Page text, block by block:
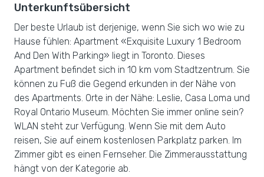
Unterkunftsübersicht
Der beste Urlaub ist derjenige, wenn Sie sich wo wie zu
Hause fühlen: Apartment «Exquisite Luxury 1 Bedroom
And Den With Parking» liegt in Toronto. Dieses
Apartment befindet sich in 10 km vom Stadtzentrum. Sie
können zu Fuß die Gegend erkunden in der Nähe von
des Apartments. Orte in der Nähe: Leslie, Casa Loma und
Royal Ontario Museum. Möchten Sie immer online sein?
WLAN steht zur Verfügung. Wenn Sie mit dem Auto
reisen, Sie auf einem kostenlosen Parkplatz parken. Im
Zimmer gibt es einen Fernseher. Die Zimmerausstattung
hängt von der Kategorie ab.